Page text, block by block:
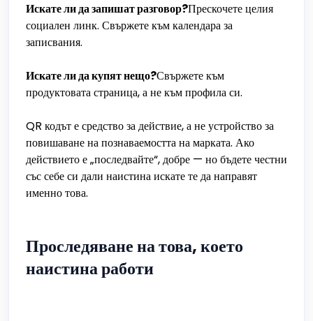
Искате ли да запишат разговор?Прескочете целия
социален линк. Свържете към календара за
записвания.
Искате ли да купят нещо?Свържете към
продуктовата страница, а не към профила си.
QR кодът е средство за действие, а не устройство за
повишаване на познаваемостта на марката. Ако
действието е „последвайте“, добре — но бъдете честни
със себе си дали наистина искате те да направят
именно това.
Проследяване на това, което
наистина работи